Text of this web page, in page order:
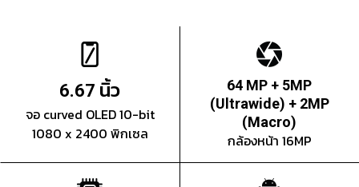
6.67 นิ้ว
จอ curved OLED 10-bit
1080 x 2400 พิกเซล
64 MP + 5MP
(Ultrawide) + 2MP
(Macro)
กล้องหน้า 16MP